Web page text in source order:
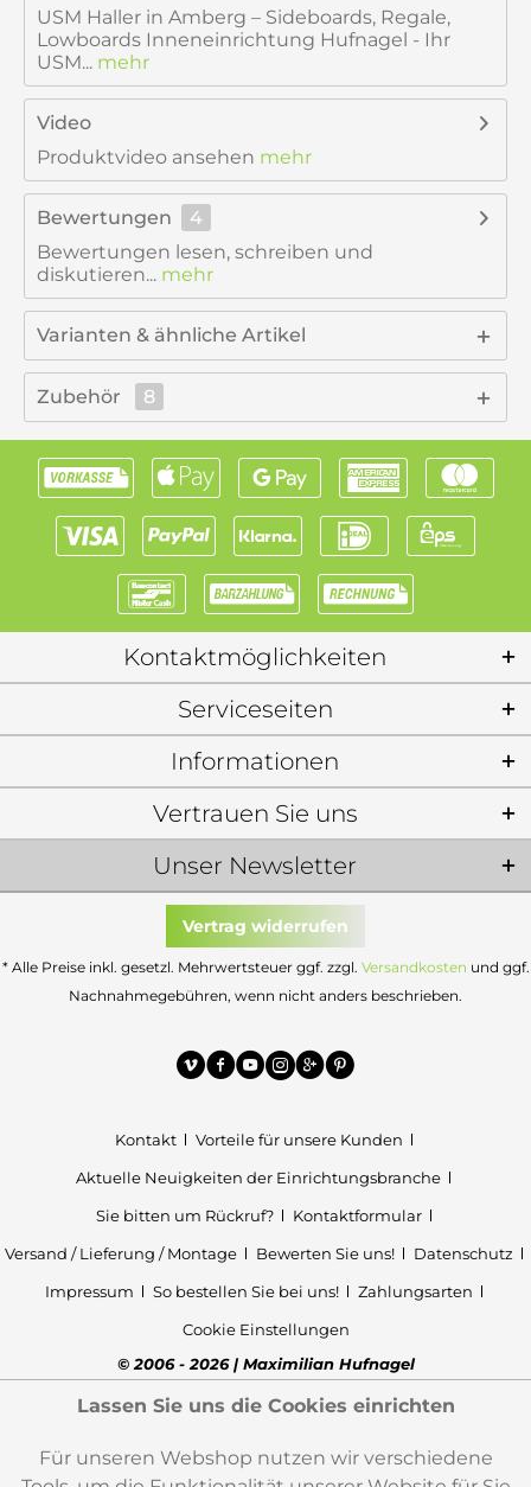
USM Haller in Amberg – Sideboards, Regale,
Lowboards Inneneinrichtung Hufnagel - Ihr
USM... mehr
Video
Produktvideo ansehen mehr
Bewertungen
4
Bewertungen lesen, schreiben und
diskutieren... mehr
Varianten & ähnliche Artikel
Zubehör 8
Kontaktmöglichkeiten
Serviceseiten
Informationen
Unser Newsletter
Vertrauen Sie uns
Vertrag widerrufen
* Alle Preise inkl. gesetzl. Mehrwertsteuer ggf. zzgl. Versandkosten und ggf.
Nachnahmegebühren, wenn nicht anders beschrieben.
Kontakt
Vorteile für unsere Kunden
Aktuelle Neuigkeiten der Einrichtungsbranche
Sie bitten um Rückruf?
Kontaktformular
Versand / Lieferung / Montage
Bewerten Sie uns!
Datenschutz
Impressum
So bestellen Sie bei uns!
Zahlungsarten
Cookie Einstellungen
© 2006 - 2026 | Maximilian Hufnagel
Lassen Sie uns die Cookies einrichten
Für unseren Webshop nutzen wir verschiedene